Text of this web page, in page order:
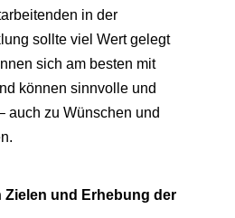
in der
sollte viel Wert gelegt
sich am besten mit
können sinnvolle und
auch zu Wünschen und
und Erhebung der